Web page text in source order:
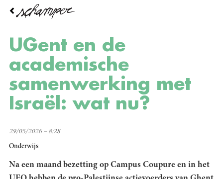
Overslaan
inhoud
gaanUGent en de
academische
samenwerking met
Israël: wat nu?
29/05/2026 – 8:28
Onderwijs
Na een maand bezetting op Campus Coupure en in het